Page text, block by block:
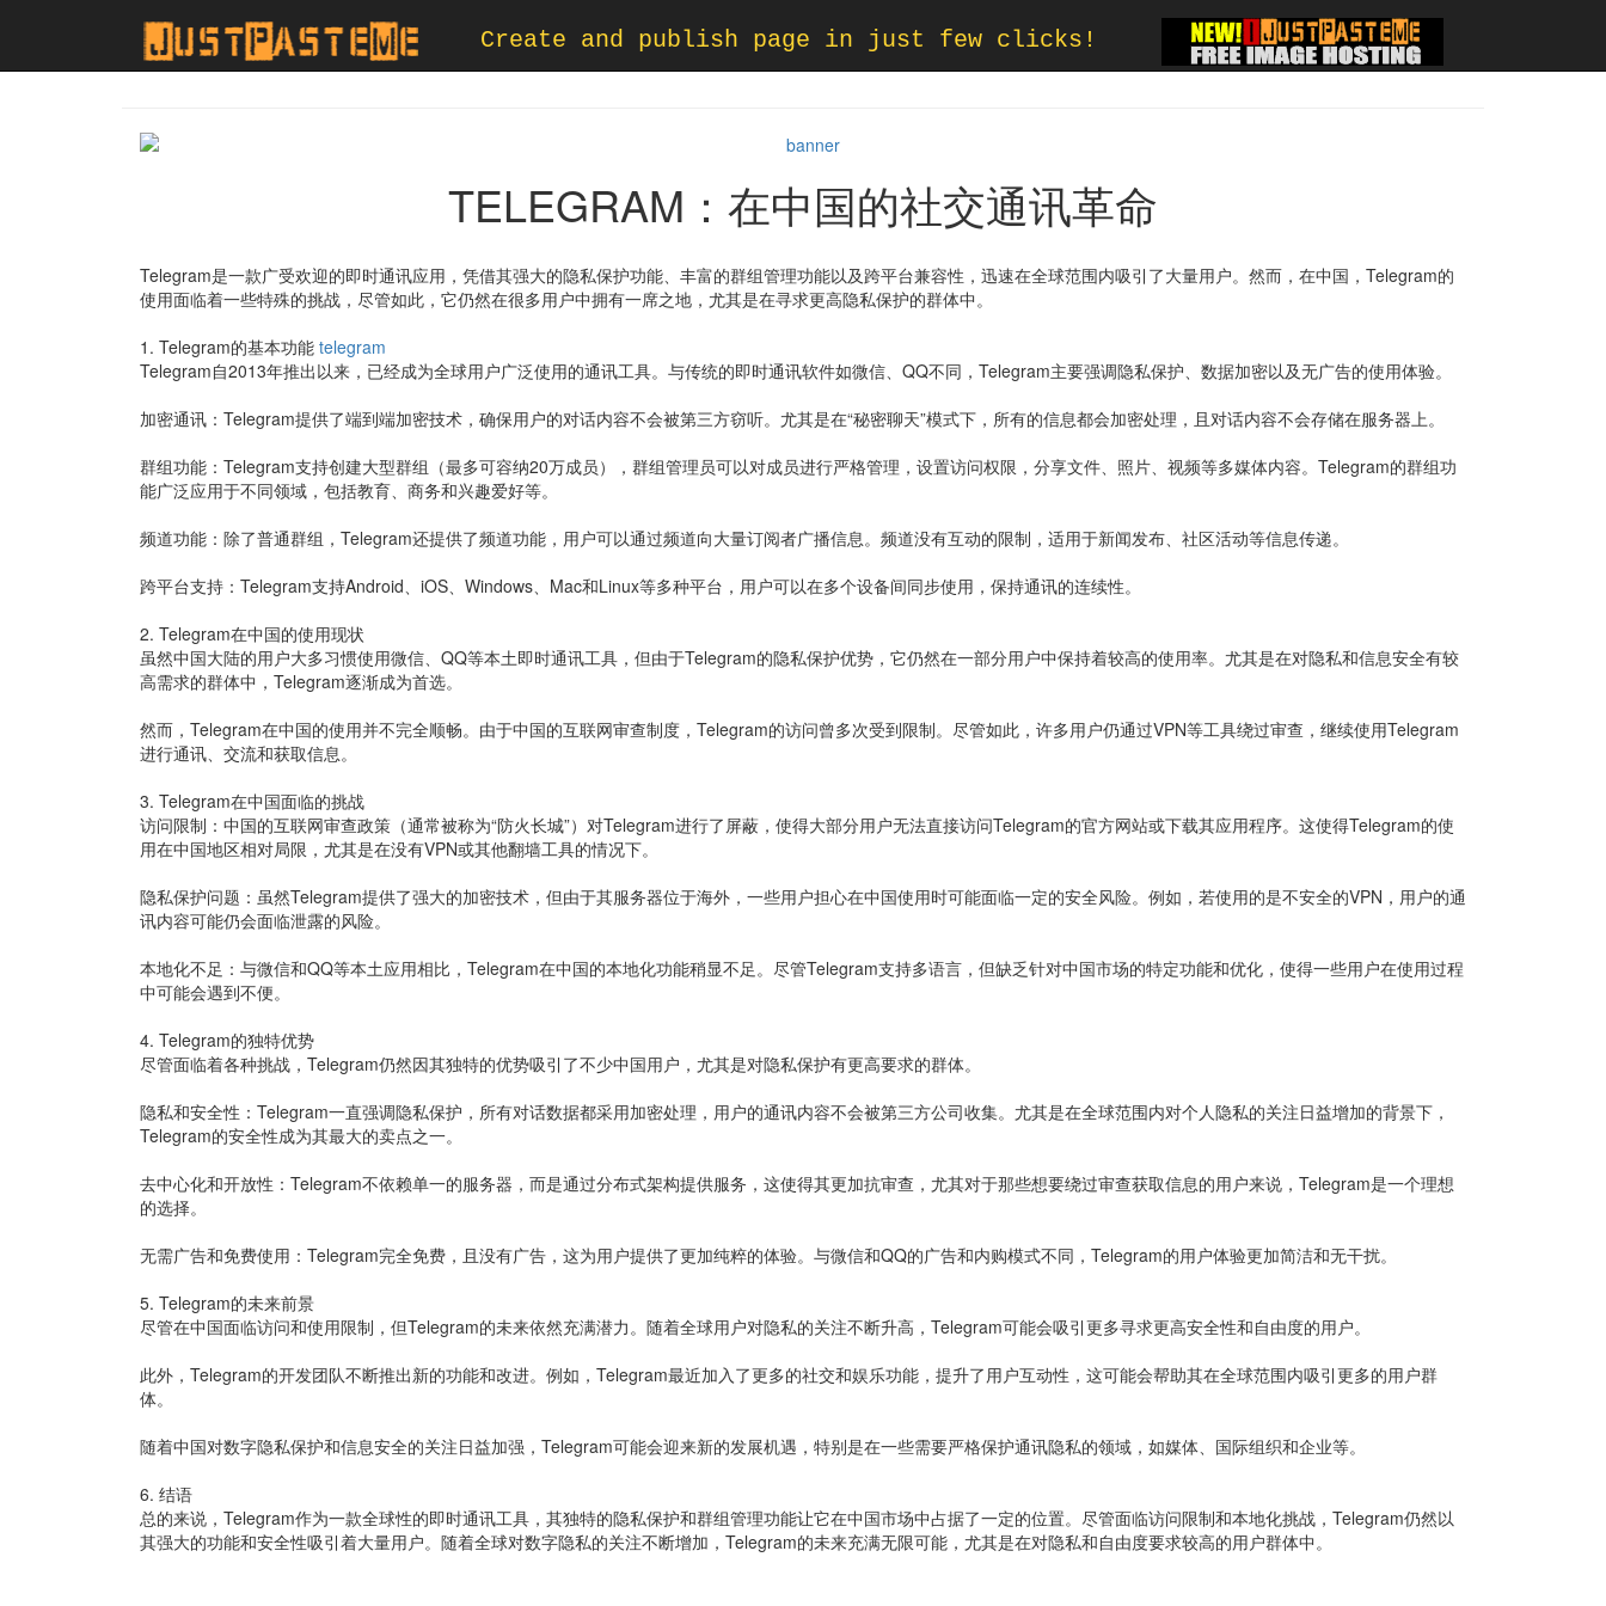
Create and publish page in just few clicks!
TELEGRAM：在中国的社交通讯革命
Telegram是一款广受欢迎的即时通讯应用，凭借其强大的隐私保护功能、丰富的群组管理功能以及跨平台兼容性，迅速在全球范围内吸引了大量用户。然而，在中国，Telegram的
使用面临着一些特殊的挑战，尽管如此，它仍然在很多用户中拥有一席之地，尤其是在寻求更高隐私保护的群体中。
1. Telegram的基本功能 telegram
Telegram自2013年推出以来，已经成为全球用户广泛使用的通讯工具。与传统的即时通讯软件如微信、QQ不同，Telegram主要强调隐私保护、数据加密以及无广告的使用体验。
加密通讯：Telegram提供了端到端加密技术，确保用户的对话内容不会被第三方窃听。尤其是在“秘密聊天”模式下，所有的信息都会加密处理，且对话内容不会存储在服务器上。
群组功能：Telegram支持创建大型群组（最多可容纳20万成员），群组管理员可以对成员进行严格管理，设置访问权限，分享文件、照片、视频等多媒体内容。Telegram的群组功
能广泛应用于不同领域，包括教育、商务和兴趣爱好等。
频道功能：除了普通群组，Telegram还提供了频道功能，用户可以通过频道向大量订阅者广播信息。频道没有互动的限制，适用于新闻发布、社区活动等信息传递。
跨平台支持：Telegram支持Android、iOS、Windows、Mac和Linux等多种平台，用户可以在多个设备间同步使用，保持通讯的连续性。
2. Telegram在中国的使用现状
虽然中国大陆的用户大多习惯使用微信、QQ等本土即时通讯工具，但由于Telegram的隐私保护优势，它仍然在一部分用户中保持着较高的使用率。尤其是在对隐私和信息安全有较
高需求的群体中，Telegram逐渐成为首选。
然而，Telegram在中国的使用并不完全顺畅。由于中国的互联网审查制度，Telegram的访问曾多次受到限制。尽管如此，许多用户仍通过VPN等工具绕过审查，继续使用Telegram
进行通讯、交流和获取信息。
3. Telegram在中国面临的挑战
访问限制：中国的互联网审查政策（通常被称为“防火长城”）对Telegram进行了屏蔽，使得大部分用户无法直接访问Telegram的官方网站或下载其应用程序。这使得Telegram的使
用在中国地区相对局限，尤其是在没有VPN或其他翻墙工具的情况下。
隐私保护问题：虽然Telegram提供了强大的加密技术，但由于其服务器位于海外，一些用户担心在中国使用时可能面临一定的安全风险。例如，若使用的是不安全的VPN，用户的通
讯内容可能仍会面临泄露的风险。
本地化不足：与微信和QQ等本土应用相比，Telegram在中国的本地化功能稍显不足。尽管Telegram支持多语言，但缺乏针对中国市场的特定功能和优化，使得一些用户在使用过程
中可能会遇到不便。
4. Telegram的独特优势
尽管面临着各种挑战，Telegram仍然因其独特的优势吸引了不少中国用户，尤其是对隐私保护有更高要求的群体。
隐私和安全性：Telegram一直强调隐私保护，所有对话数据都采用加密处理，用户的通讯内容不会被第三方公司收集。尤其是在全球范围内对个人隐私的关注日益增加的背景下，
Telegram的安全性成为其最大的卖点之一。
去中心化和开放性：Telegram不依赖单一的服务器，而是通过分布式架构提供服务，这使得其更加抗审查，尤其对于那些想要绕过审查获取信息的用户来说，Telegram是一个理想
的选择。
无需广告和免费使用：Telegram完全免费，且没有广告，这为用户提供了更加纯粹的体验。与微信和QQ的广告和内购模式不同，Telegram的用户体验更加简洁和无干扰。
5. Telegram的未来前景
尽管在中国面临访问和使用限制，但Telegram的未来依然充满潜力。随着全球用户对隐私的关注不断升高，Telegram可能会吸引更多寻求更高安全性和自由度的用户。
此外，Telegram的开发团队不断推出新的功能和改进。例如，Telegram最近加入了更多的社交和娱乐功能，提升了用户互动性，这可能会帮助其在全球范围内吸引更多的用户群
体。
随着中国对数字隐私保护和信息安全的关注日益加强，Telegram可能会迎来新的发展机遇，特别是在一些需要严格保护通讯隐私的领域，如媒体、国际组织和企业等。
6. 结语
总的来说，Telegram作为一款全球性的即时通讯工具，其独特的隐私保护和群组管理功能让它在中国市场中占据了一定的位置。尽管面临访问限制和本地化挑战，Telegram仍然以
其强大的功能和安全性吸引着大量用户。随着全球对数字隐私的关注不断增加，Telegram的未来充满无限可能，尤其是在对隐私和自由度要求较高的用户群体中。